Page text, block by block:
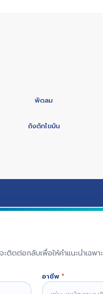
พัดลม
ถังดักไขมัน
ติดต่อกลับเพื่อให้คำแนะนำเฉพ
อาชีพ *